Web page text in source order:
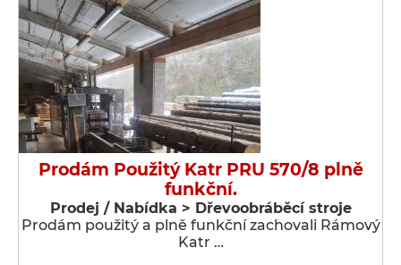
Prodám Použitý Katr PRU 570/8 plně
funkční.
Prodej / Nabídka > Dřevoobráběcí stroje
Prodám použitý a plně funkční zachovali Rámový
Katr …